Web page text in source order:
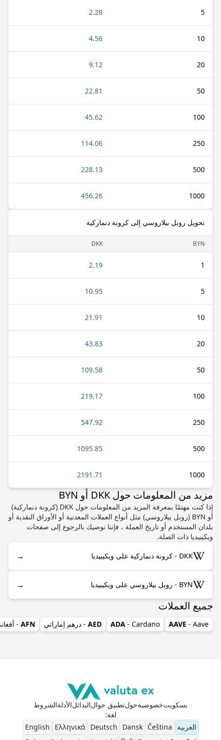
5
2.28
10
4.56
20
9.12
50
22.81
100
45.62
250
114.06
500
228.13
1000
456.26
تحويل روبل بيلاروسي إلى كرونة دنماركية
BYN
DKK
1
2.19
5
10.95
10
21.91
20
43.83
50
109.58
100
219.17
250
547.92
500
1095.85
1000
2191.71
مزيد من المعلومات حول DKK أو BYN
إذا كنت مهتمًا بمعرفة المزيد من المعلومات حول DKK (كرونة دنماركية)
أو BYN (روبل بيلاروسي) مثل أنواع العملات المعدنية أو الأوراق النقدية أو
بلدان المستخدم أو تاريخ العملة ، فإننا نوصيك بالرجوع إلى صفحات
ويكيبيديا ذات الصلة.
DKK - كرونة دنماركية على ويكيبيديا →
BYN - روبل بيلاروسي على ويكيبيديا →
جميع العملات
AAVE - Aave
ADA - Cardano
AED - درهم إماراتي AFN
-
بسكويتخصوصيةحولتطبيق جوالالبدائلالأدلةالشروط
لغة:
العربية
Čeština
Dansk
Deutsch
Ελληνικά
English